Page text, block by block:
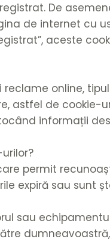
De
de internet cu
aceste
online,
astfel de cookie-
informații
permit
expiră sau sunt
sau